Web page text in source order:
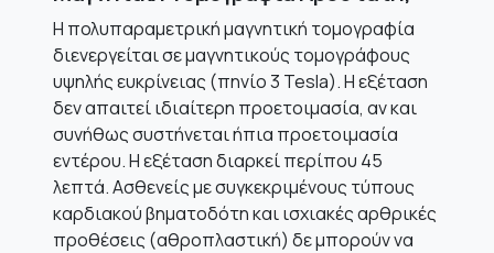
Η πολυπαραμετρική μαγνητική τομογραφία
διενεργείται σε μαγνητικούς τομογράφους
υψηλής ευκρίνειας (πηνίο 3 Tesla). Η εξέταση
δεν απαιτεί ιδιαίτερη προετοιμασία, αν και
συνήθως συστήνεται ήπια προετοιμασία
εντέρου. Η εξέταση διαρκεί περίπου 45
λεπτά. Ασθενείς με συγκεκριμένους τύπους
καρδιακού βηματοδότη και ισχιακές αρθρικές
προθέσεις (αθροπλαστική) δε μπορούν να